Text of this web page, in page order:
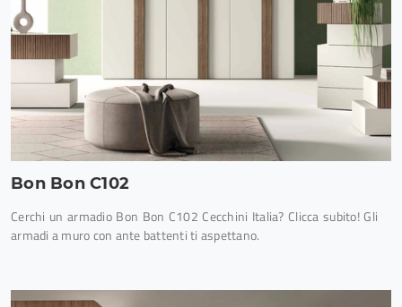
Bon Bon C102
Cerchi un armadio Bon Bon C102 Cecchini Italia? Clicca subito! Gli
armadi a muro con ante battenti ti aspettano.